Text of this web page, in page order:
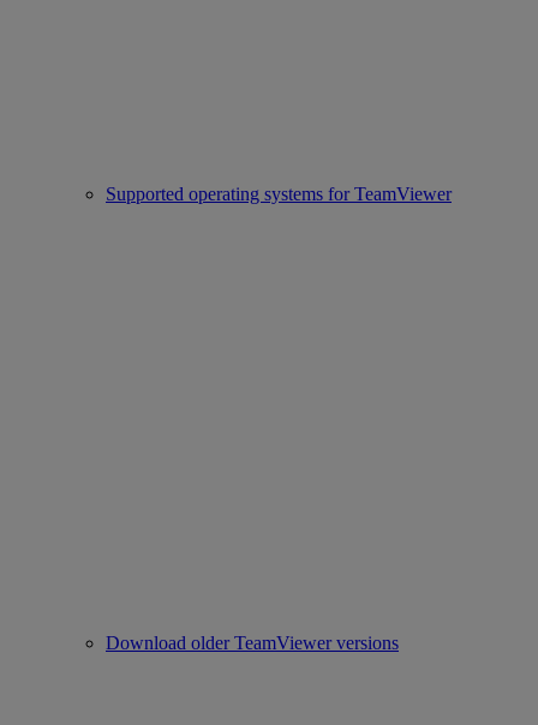
Supported operating systems for TeamViewer
Download older TeamViewer versions